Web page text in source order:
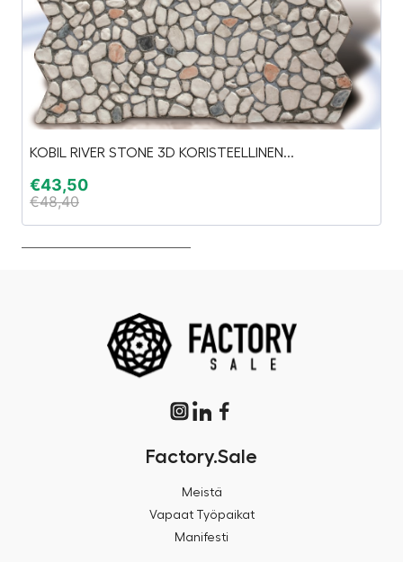
KOBIL RIVER STONE 3D KORISTEELLINEN...
€43,50
€48,40
Factory.Sale
Meistä
Vapaat Työpaikat
Manifesti